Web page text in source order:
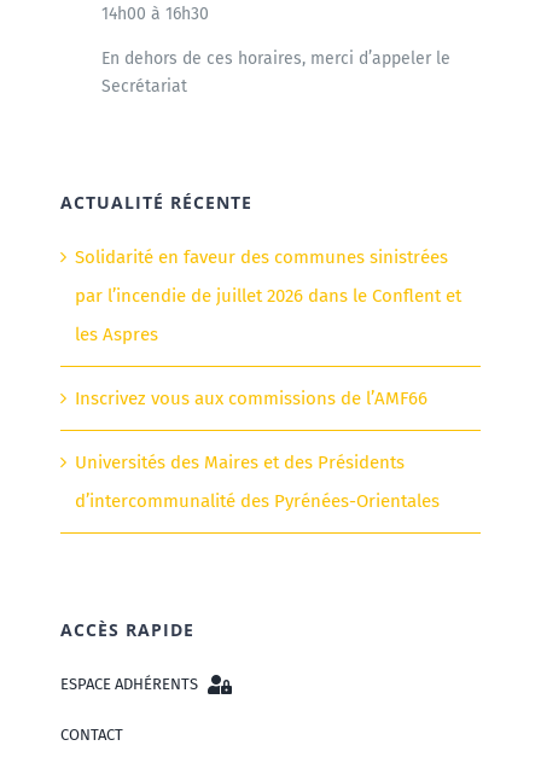
14h00 à 16h30
En dehors de ces horaires, merci d’appeler le
Secrétariat
ACTUALITÉ RÉCENTE
Solidarité en faveur des communes sinistrées
par l’incendie de juillet 2026 dans le Conflent et
les Aspres
Inscrivez vous aux commissions de l’AMF66
Universités des Maires et des Présidents
d’intercommunalité des Pyrénées-Orientales
ACCÈS RAPIDE
ESPACE ADHÉRENTS
CONTACT